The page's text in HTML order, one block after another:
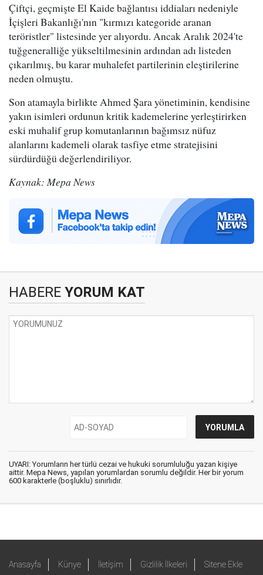
Çiftçi, geçmişte El Kaide bağlantısı iddiaları nedeniyle
İçişleri Bakanlığı'nın "kırmızı kategoride aranan
teröristler" listesinde yer alıyordu. Ancak Aralık 2024'te
tuğgeneralliğe yükseltilmesinin ardından adı listeden
çıkarılmış, bu karar muhalefet partilerinin eleştirilerine
neden olmuştu.
Son atamayla birlikte Ahmed Şara yönetiminin, kendisine
yakın isimleri ordunun kritik kademelerine yerleştirirken
eski muhalif grup komutanlarının bağımsız nüfuz
alanlarını kademeli olarak tasfiye etme stratejisini
sürdürdüğü değerlendiriliyor.
Kaynak: Mepa News
HABERE YORUM KAT
UYARI: Yorumların her türlü cezai ve hukuki sorumluluğu yazan kişiye
aittir. Mepa News, yapılan yorumlardan sorumlu değildir. Her bir yorum
600 karakterle (boşluklu) sınırlıdır.
Anasayfa Künye İletişim Gizlilik İlkeleri Sitene Ekle